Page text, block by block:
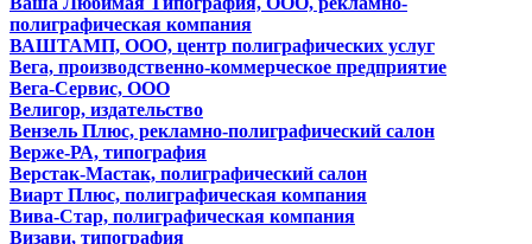
полиграфическая компания
ВАШТАМП, ООО, центр полиграфических услуг
Вега, производственно-коммерческое предприятие
Вега-Сервис, ООО
Велигор, издательство
Вензель Плюс, рекламно-полиграфический салон
Верже-РА, типография
Верстак-Мастак, полиграфический салон
Виарт Плюс, полиграфическая компания
Вива-Стар, полиграфическая компания
Визави, типография